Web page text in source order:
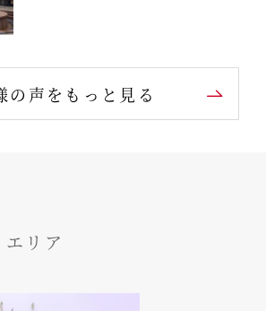
の声をもっと見る
リア